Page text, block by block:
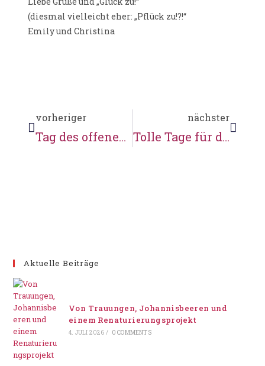
(diesmal vielleicht eher: „Pflück zu!?!“
Emily und Christina
vorheriger
Tag des offenen Denkmals
nächster
Tolle Tage für die Schüler
Aktuelle Beiträge
Von Trauungen, Johannisbeeren und
einem Renaturierungsprojekt
4. JULI 2026 / 0 COMMENTS